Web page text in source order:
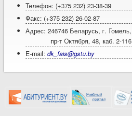
Телефон: (+375 232) 23-38-39
Факс: (+375 232) 26-02-87
Адрес: 246746 Беларусь, г. Гомель,
пр-т Октября, 48, каб. 2-116
E-mail:dk_fais@gstu.by